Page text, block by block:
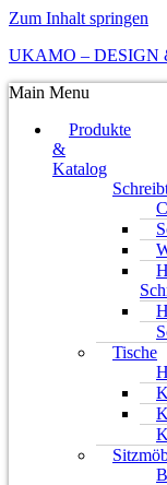
Zum Inhalt springen
UKAMO –
Main Menu
Produkte
&
Katalog
Tische